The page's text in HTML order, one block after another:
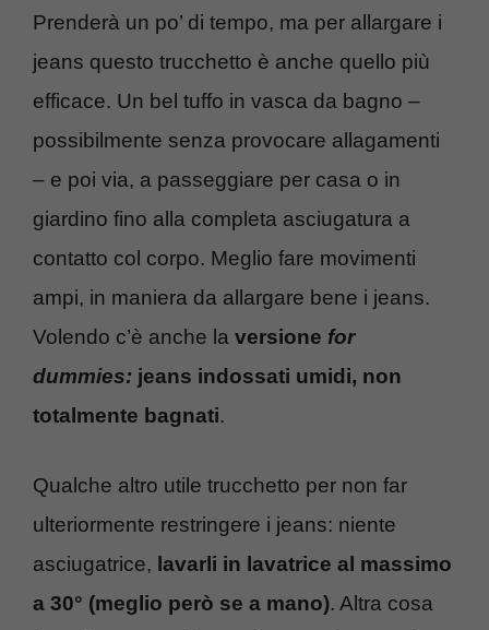
Prenderà un po’ di tempo, ma per allargare i
jeans questo trucchetto è anche quello più
efficace. Un bel tuffo in vasca da bagno –
possibilmente senza provocare allagamenti
– e poi via, a passeggiare per casa o in
giardino fino alla completa asciugatura a
contatto col corpo. Meglio fare movimenti
ampi, in maniera da allargare bene i jeans.
Volendo c’è anche la versione for
dummies: jeans indossati umidi, non
totalmente bagnati.
Qualche altro utile trucchetto per non far
ulteriormente restringere i jeans: niente
asciugatrice, lavarli in lavatrice al massimo
a 30° (meglio però se a mano). Altra cosa